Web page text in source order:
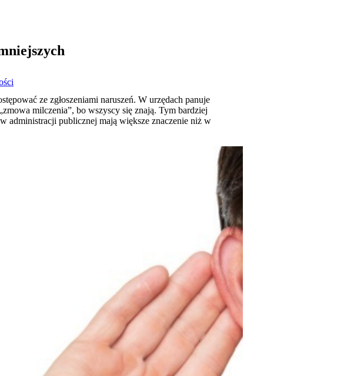
ze zgłoszeniami naruszeń. W urzędach panuje
milczenia”, bo wszyscy się znają. Tym bardziej
administracji publicznej mają większe znaczenie niż w